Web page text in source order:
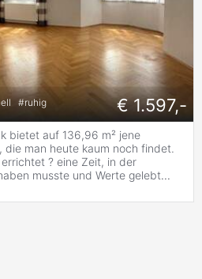
#ruhig € 1.597,-
bietet auf 136,96 m² jene
die man heute kaum noch findet.
? eine Zeit, in der
musste und Werte gelebt...